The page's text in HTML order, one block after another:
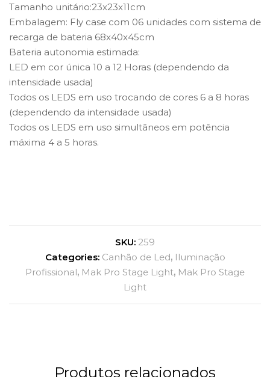
Tamanho unitário:23x23x11cm
Embalagem: Fly case com 06 unidades com sistema de
recarga de bateria 68x40x45cm
Bateria autonomia estimada:
LED em cor única 10 a 12 Horas (dependendo da
intensidade usada)
Todos os LEDS em uso trocando de cores 6 a 8 horas
(dependendo da intensidade usada)
Todos os LEDS em uso simultâneos em potência
máxima 4 a 5 horas.
SKU: 259
Categories: Canhão de Led, Iluminação
Profissional, Mak Pro Stage Light, Mak Pro Stage
Light
Produtos relacionados